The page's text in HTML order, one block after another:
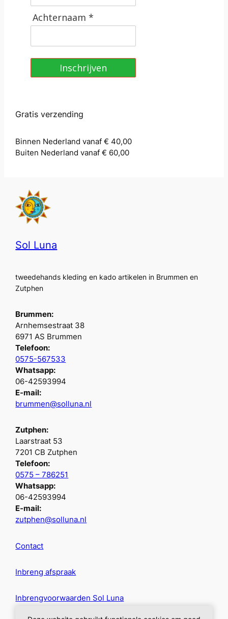
Achternaam *
Inschrijven
Gratis verzending
Binnen Nederland vanaf € 40,00
Buiten Nederland vanaf € 60,00
Sol Luna
tweedehands kleding en kado artikelen in Brummen en
Zutphen
Brummen:
Arnhemsestraat 38
6971 AS Brummen
Telefoon:
0575-567533
Whatsapp:
06-42593994
E-mail:
brummen@solluna.nl
Zutphen:
Laarstraat 53
7201 CB Zutphen
Telefoon:
0575 – 786251
Whatsapp:
06-42593994
E-mail:
zutphen@solluna.nl
Contact
Inbreng afspraak
Inbrengvoorwaarden Sol Luna